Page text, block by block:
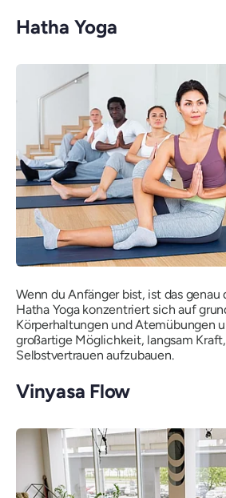
Hatha Yoga
Wenn du Anfänger bist, ist das genau
Hatha Yoga konzentriert sich auf
Körperhaltungen und Atemübungen
großartige Möglichkeit, langsam
Selbstvertrauen aufzubauen.
Vinyasa Flow